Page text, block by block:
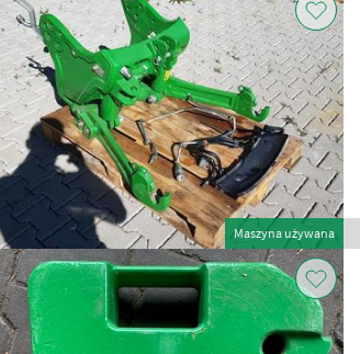
Maszyna używana